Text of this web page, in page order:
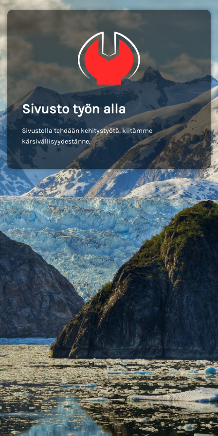
Sivusto työn alla
Sivustolla tehdään kehitystyötä, kiitämme
kärsivällisyydestänne.